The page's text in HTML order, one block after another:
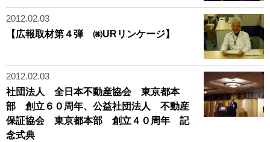
2012.02.03
【広報取材第４弾 ㈱URリンケージ】
2012.02.03
社団法人 全日本不動産協会 東京都本
部 創立６０周年、公益社団法人 不動産
保証協会 東京都本部 創立４０周年 記
念式典